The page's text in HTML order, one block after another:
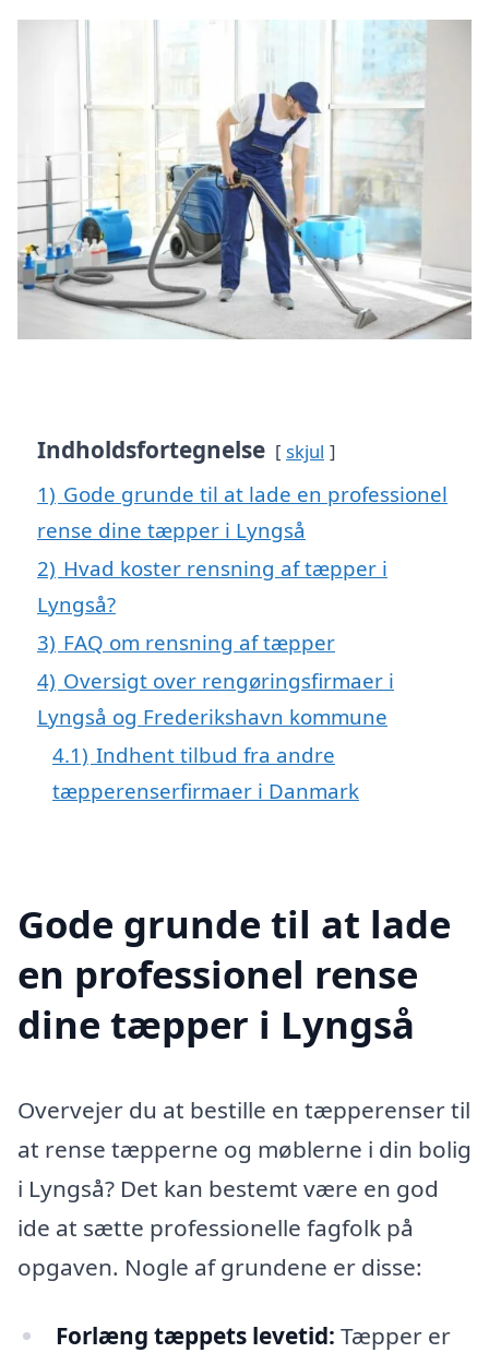
Indholdsfortegnelse skjul
1) Gode grunde til at lade en professionel
rense dine tæpper i Lyngså
2) Hvad koster rensning af tæpper i
Lyngså?
3) FAQ om rensning af tæpper
4) Oversigt over rengøringsfirmaer i
Lyngså og Frederikshavn kommune
4.1) Indhent tilbud fra andre
tæpperenserfirmaer i Danmark
Gode grunde til at lade
en professionel rense
dine tæpper i Lyngså
Overvejer du at bestille en tæpperenser til
at rense tæpperne og møblerne i din bolig
i Lyngså? Det kan bestemt være en god
ide at sætte professionelle fagfolk på
opgaven. Nogle af grundene er disse:
Forlæng tæppets levetid: Tæpper er